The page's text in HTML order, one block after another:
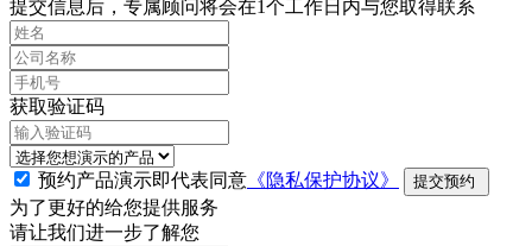
提交信息后，专属顾问将会在1个工作日内与您取得联系
获取验证码
预约产品演示即代表同意 《隐私保护协议》 提交预约
为了更好的给您提供服务
请让我们进一步了解您